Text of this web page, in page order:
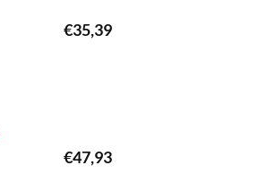
€35,39
€47,93